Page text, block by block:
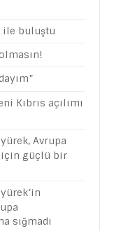
ile buluştu
Kıbrıs açılımı
Avrupa
için güçlü bir
sığmadı